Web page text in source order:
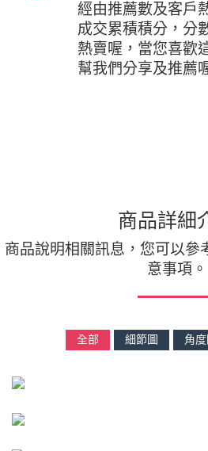
經由推薦數及客戶
成交累積積分，分
熱賣喔，當您喜歡
幫我們分享及推薦
商品詳細
商品說明相關訊息，您可以參
意事項。
全部 細節圖 角度